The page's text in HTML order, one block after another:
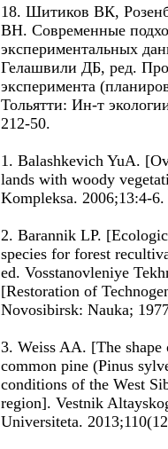
18. Шитиков ВК,
ВН. Современные
экспериментальных
Гелашвили ДБ, ред.
эксперимента
Тольятти: Ин-т
212-50.
1. Balashkevich YuA.
lands with woody
Kompleksa. 2006;13:4-
2. Barannik LP.
species for forest
ed. Vosstanovleniye
[Restoration of
Novosibirsk: Nauka;
3. Weiss AA. [The
common pine (Pinus
conditions of the West
region]. Vestnik
Universiteta.